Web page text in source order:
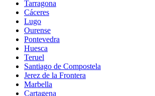
Tarragona
Cáceres
Lugo
Ourense
Pontevedra
Huesca
Teruel
Santiago de Compostela
Jerez de la Frontera
Marbella
Cartagena